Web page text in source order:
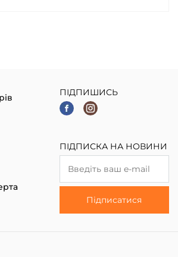
ПІДПИШИСЬ
ПІДПИСКА НА НОВИНИ
Підписатися